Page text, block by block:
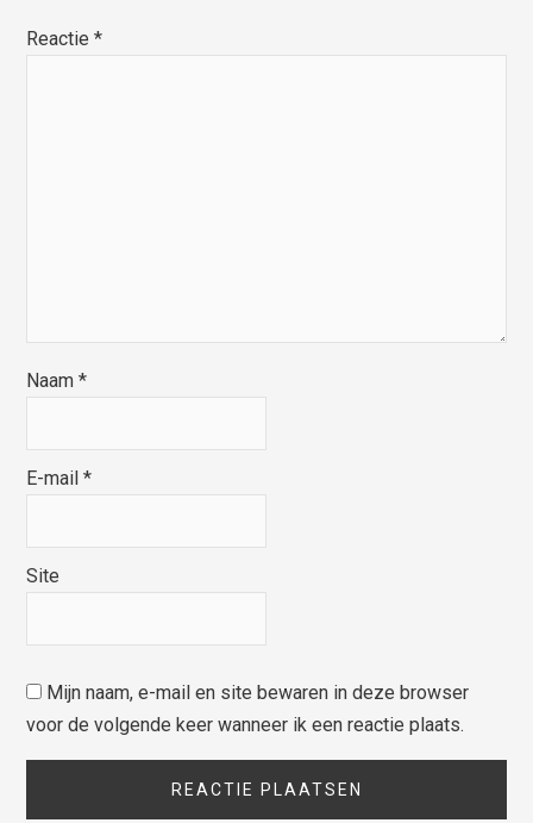
Reactie*
Naam*
E-mail*
Site
Mijn naam, e-mail en site bewaren in deze browser
voor de volgende keer wanneer ik een reactie plaats.